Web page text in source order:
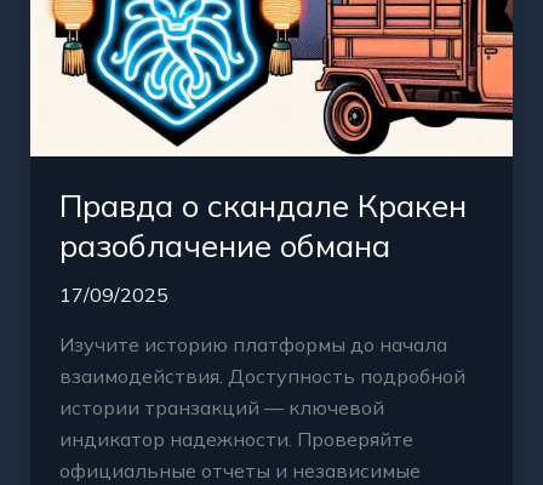
Правда о скандале Кракен
разоблачение обмана
17/09/2025
Изучите историю платформы до начала
взаимодействия. Доступность подробной
истории транзакций — ключевой
индикатор надежности. Проверяйте
официальные отчеты и независимые